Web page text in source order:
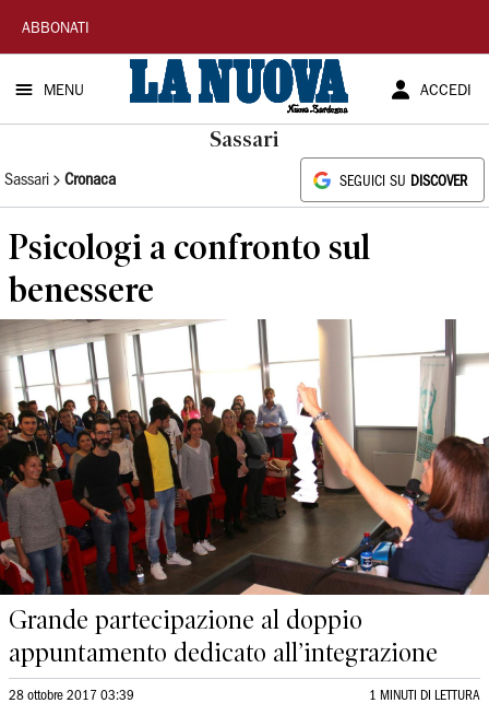
La
Nuova
Sardegna
ABBONATI
MENU ACCEDI
Sassari
Sassari Cronaca SEGUICI SU DISCOVER
Psicologi a confronto sul
benessere
Grande partecipazione al doppio
appuntamento dedicato all’integrazione
28 ottobre 2017 03:39 1 MINUTI DI LETTURA